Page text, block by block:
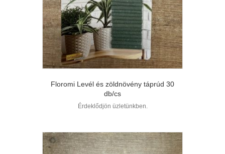
Floromi Levél és zöldnövény táprúd 30
db/cs
Érdeklődjön üzletünkben.